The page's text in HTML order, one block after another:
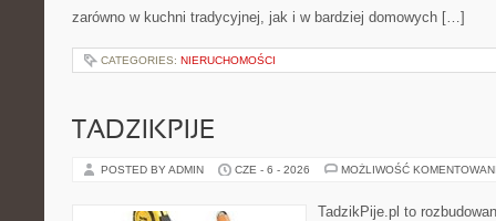
zarówno w kuchni tradycyjnej, jak i w bardziej domowych […]
CATEGORIES: NIERUCHOMOŚCI
TADZIKPIJE
POSTED BY ADMIN CZE - 6 - 2026 MOŻLIWOŚĆ
TadzikPije.pl to